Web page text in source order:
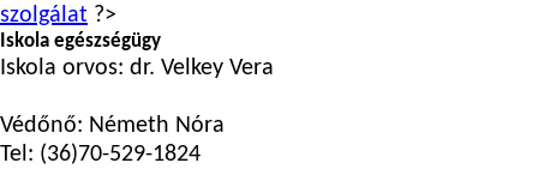
szolgálat ?>
Iskola egészségügy
Iskola orvos: dr. Velkey Vera
Védőnő: Németh Nóra
Tel: (36)70-529-1824